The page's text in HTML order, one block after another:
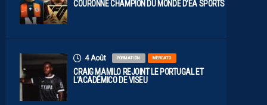
COURONNÉ CHAMPION DU MONDE D’EA SPORTS FC
4 Août FORMATION MERCATO
CRAIG MAMILO REJOINT LE PORTUGAL ET
L’ACADÉMICO DE VISEU